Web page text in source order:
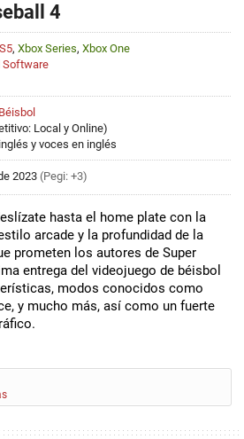
4
, Xbox Series, Xbox One
Software
Béisbol
Local y Online)
y voces en inglés
2023 (Pegi: +3)
hasta el home plate con la
arcade y la profundidad de la
prometen los autores de Super
entrega del videojuego de béisbol
modos conocidos como
y mucho más, así como un fuerte